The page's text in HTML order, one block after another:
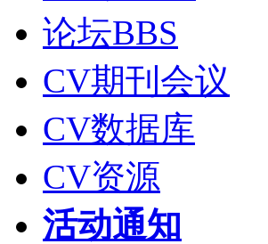
论坛BBS
CV期刊会议
CV数据库
CV资源
活动通知